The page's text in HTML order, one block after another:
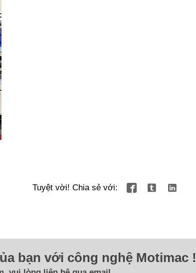
Tuyệt vời! Chia sẻ với:   
bạn với công nghệ Motimac !